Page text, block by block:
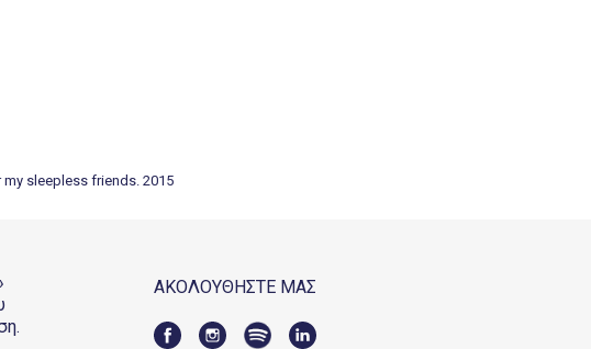
sleepless friends. 2015
ΑΚΟΛΟΥΘΗΣΤΕ ΜΑΣ